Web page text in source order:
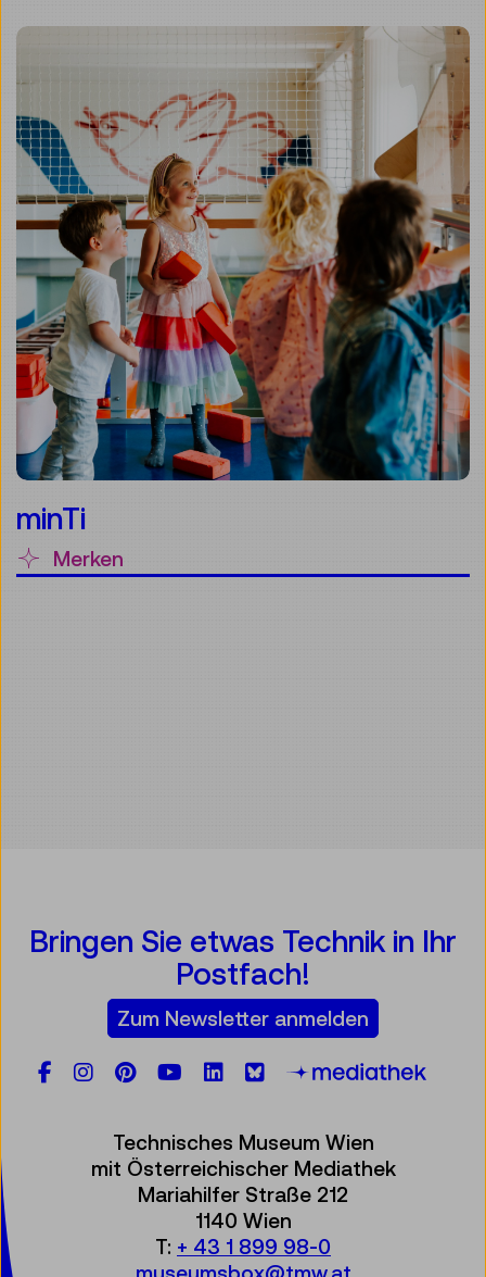
minTi
Merken
Bringen Sie etwas Technik in Ihr
Postfach!
Zum Newsletter anmelden
Facebook
Instagram
Pinterest
YouTube
LinkedIn
Bluesky
Technisches Museum Wien
mit Österreichischer Mediathek
Mariahilfer Straße 212
1140 Wien
T: + 43 1 899 98-0